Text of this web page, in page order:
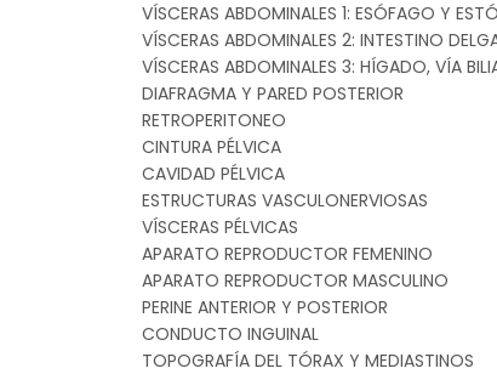
VÍSCERAS ABDOMINALES 1: ESÓFAGO Y
VÍSCERAS ABDOMINALES 2: INTESTINO
VÍSCERAS ABDOMINALES 3: HÍGADO, VÍA
DIAFRAGMA Y PARED POSTERIOR
RETROPERITONEO
CINTURA PÉLVICA
CAVIDAD PÉLVICA
ESTRUCTURAS VASCULONERVIOSAS
VÍSCERAS PÉLVICAS
APARATO REPRODUCTOR FEMENINO
APARATO REPRODUCTOR MASCULINO
PERINE ANTERIOR Y POSTERIOR
CONDUCTO INGUINAL
TOPOGRAFÍA DEL TÓRAX Y MEDIASTINOS